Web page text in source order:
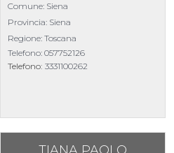
Comune: Siena
Provincia: Siena
Regione: Toscana
Telefono: 057752126
Telefono: 3331100262